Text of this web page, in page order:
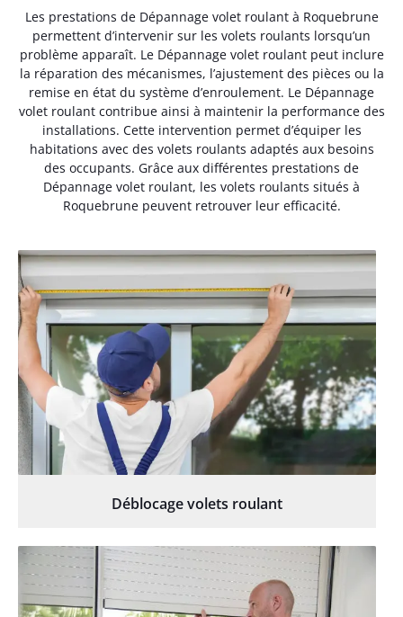
Les prestations de Dépannage volet roulant à Roquebrune
permettent d’intervenir sur les volets roulants lorsqu’un
problème apparaît. Le Dépannage volet roulant peut inclure
la réparation des mécanismes, l’ajustement des pièces ou la
remise en état du système d’enroulement. Le Dépannage
volet roulant contribue ainsi à maintenir la performance des
installations. Cette intervention permet d’équiper les
habitations avec des volets roulants adaptés aux besoins
des occupants. Grâce aux différentes prestations de
Dépannage volet roulant, les volets roulants situés à
Roquebrune peuvent retrouver leur efficacité.
Déblocage volets roulant